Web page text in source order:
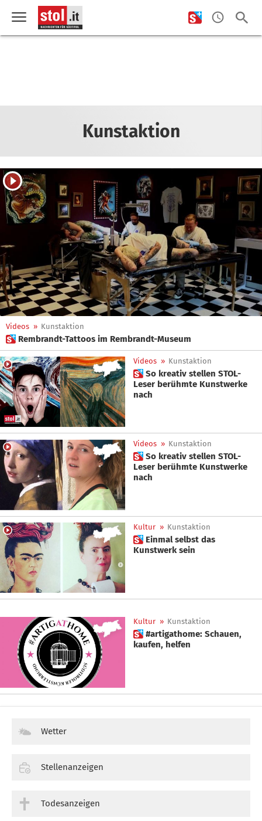
Kunstaktion
Videos » Kunstaktion
 Rembrandt-Tattoos im Rembrandt-Museum
Videos » Kunstaktion
 So kreativ stellen STOL-
Leser berühmte Kunstwerke
nach
Videos » Kunstaktion
 So kreativ stellen STOL-
Leser berühmte Kunstwerke
nach
Kultur » Kunstaktion
 Einmal selbst das
Kunstwerk sein
Kultur » Kunstaktion
 #artigathome: Schauen,
kaufen, helfen
Wetter
Stellenanzeigen
Todesanzeigen